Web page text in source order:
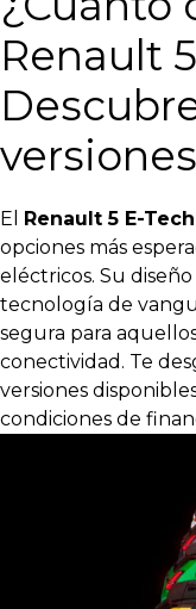
Renault
El Renault 5 E-
opciones más
eléctricos. Su
tecnología de
segura para
conectividad. Te
versiones
condiciones de